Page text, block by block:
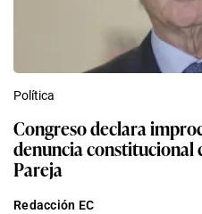
Política
Congreso declara
denuncia constitucional
Pareja
Redacción EC